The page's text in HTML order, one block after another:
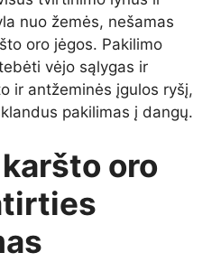
nuo žemės, nešamas
oro jėgos. Pakilimo
vėjo sąlygas ir
ir antžeminės įgulos ryšį,
pakilimas į dangų.
oro